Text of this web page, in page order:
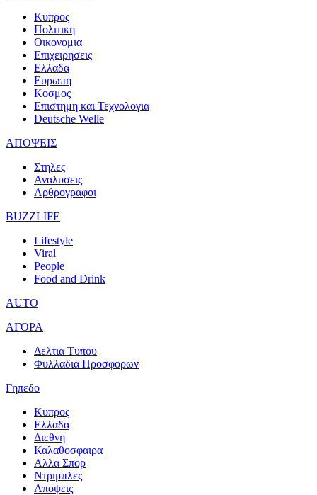
Κυπρος
Πολιτικη
Οικονομια
Επιχειρησεις
Ελλαδα
Ευρωπη
Κοσμος
Επιστημη και Τεχνολογια
Deutsche Welle
ΑΠΟΨΕΙΣ
Στηλες
Αναλυσεις
Αρθρογραφοι
BUZZLIFE
Lifestyle
Viral
People
Food and Drink
AUTO
ΑΓΟΡΑ
Δελτια Τυπου
Φυλλαδια Προσφορων
Γηπεδο
Κυπρος
Ελλαδα
Διεθνη
Καλαθοσφαιρα
Αλλα Σπορ
Ντριμπλες
Αποψεις